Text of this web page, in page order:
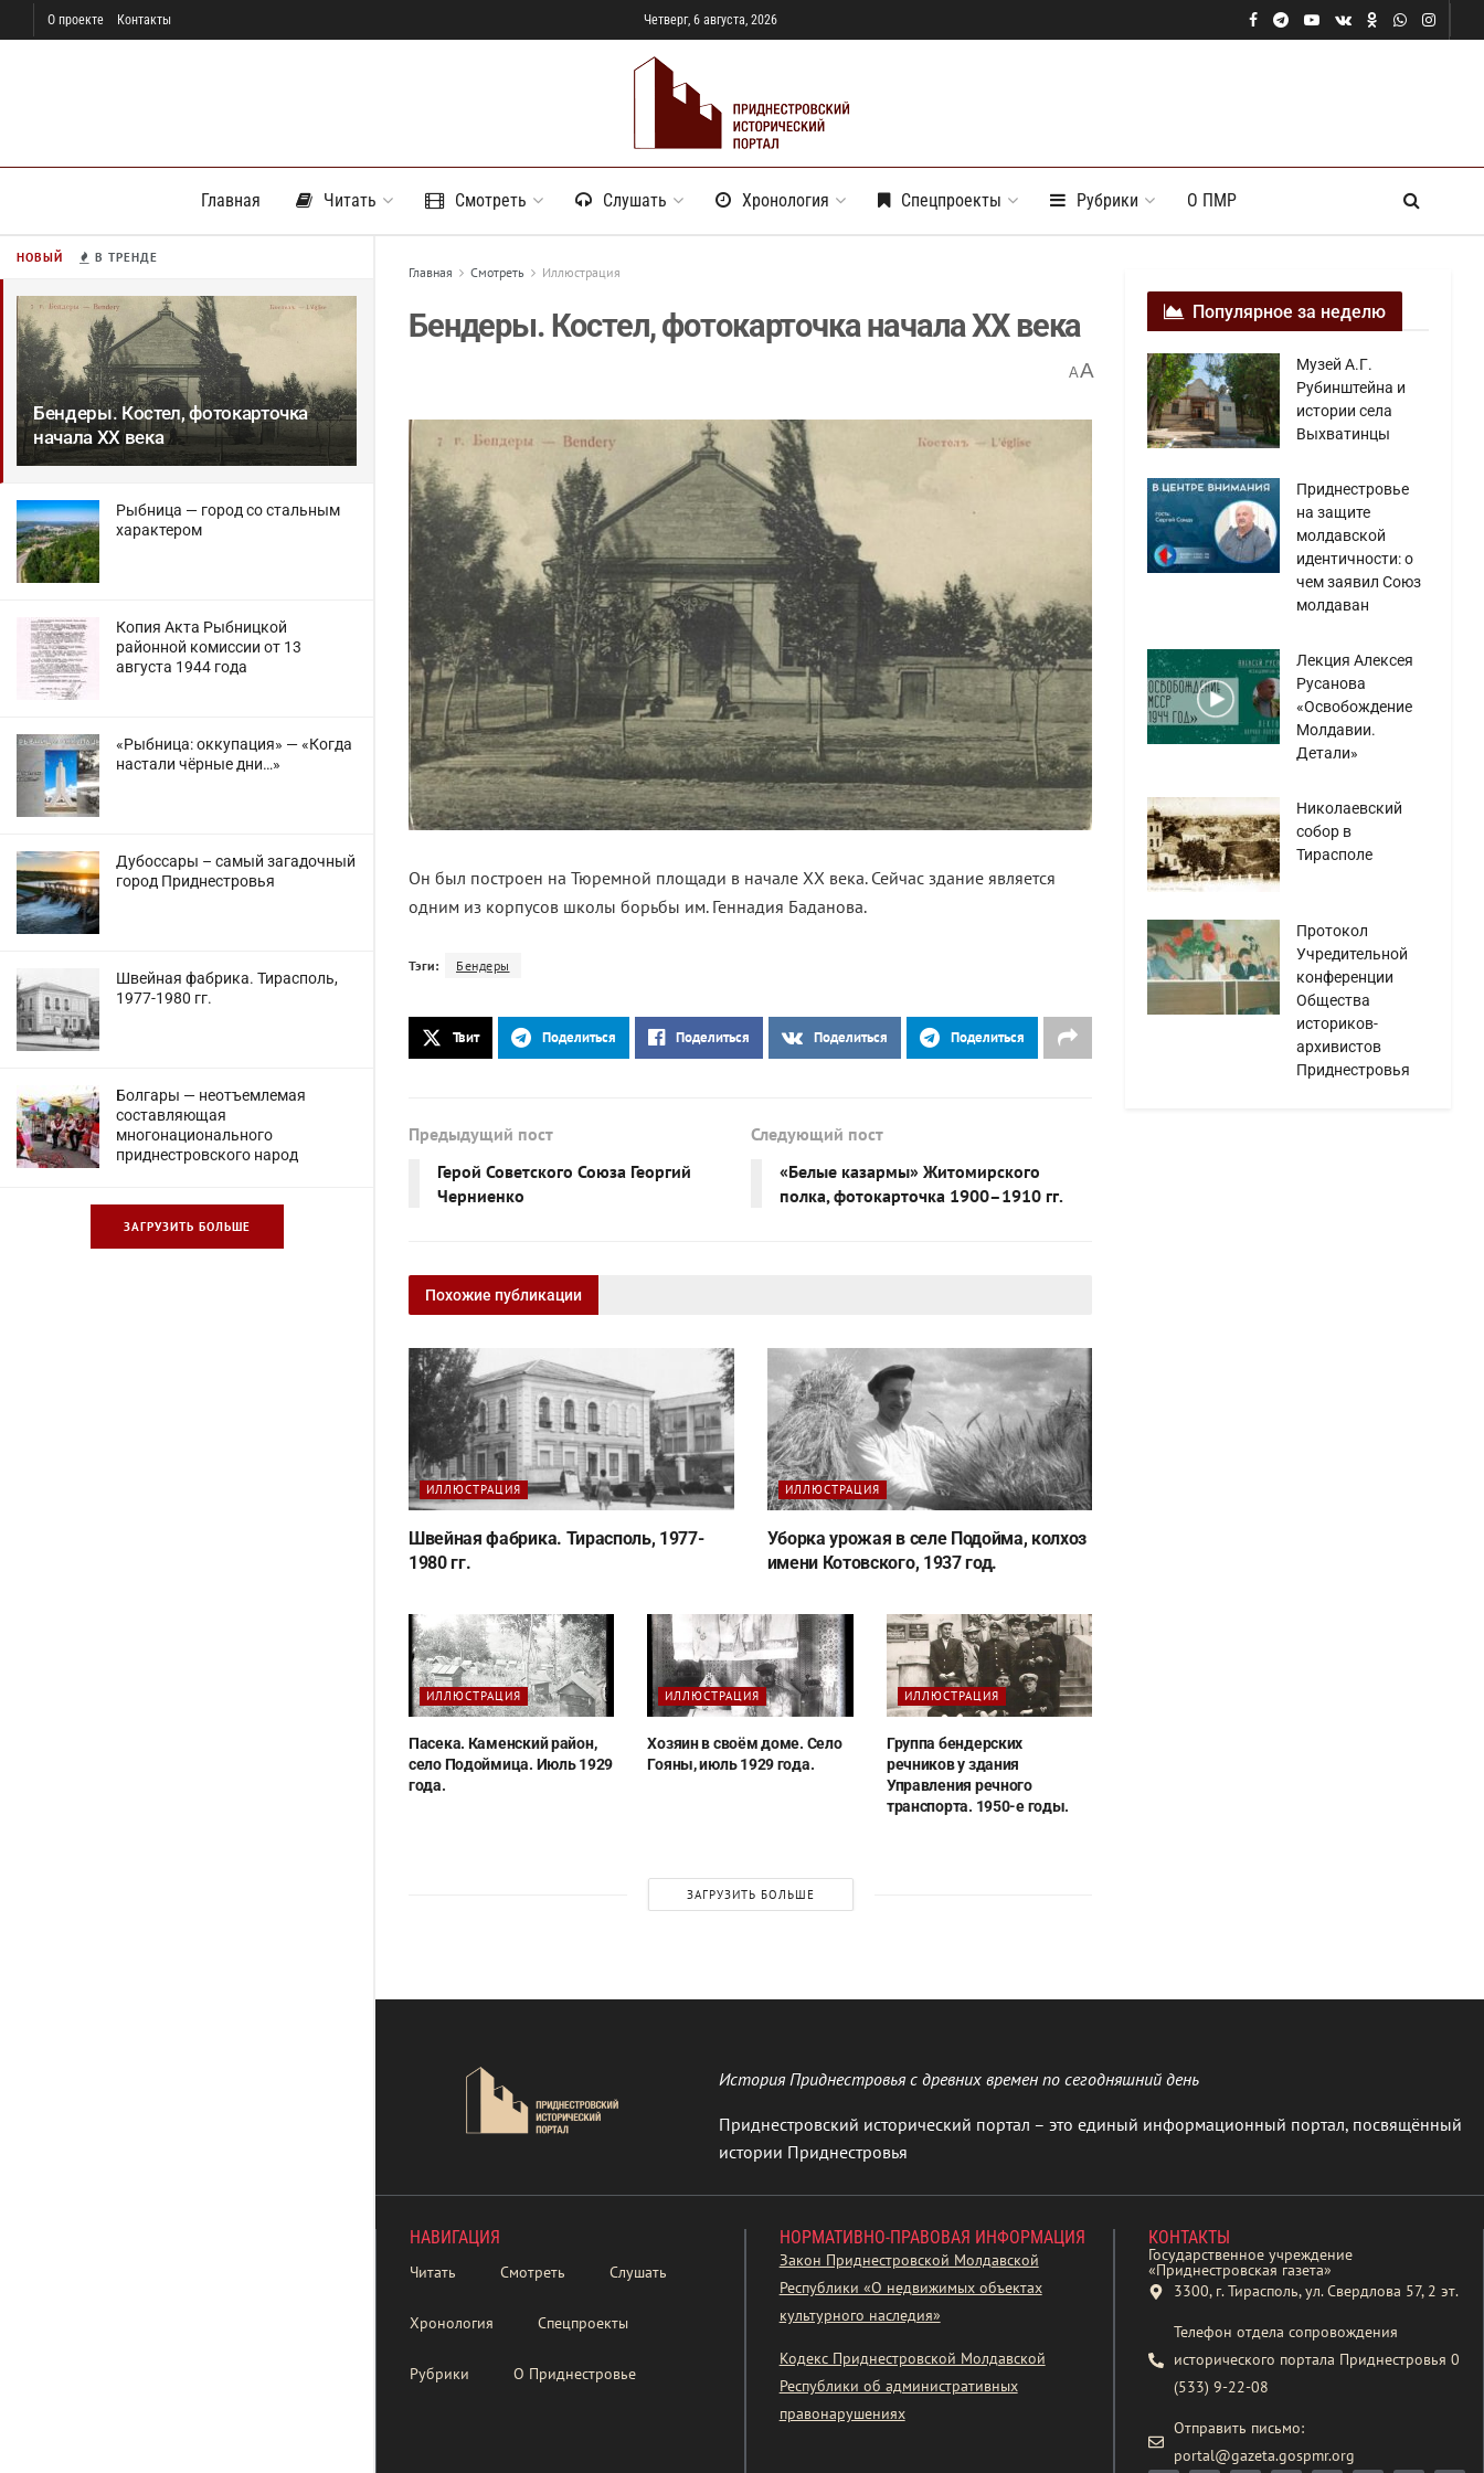
НОВЫЙ В ТРЕНДЕ
Бендеры. Костел, фотокарточка
начала ХХ века
Рыбница — город со стальным
характером
Копия Акта Рыбницкой
районной комиссии от 13
августа 1944 года
«Рыбница: оккупация» — «Когда
настали чёрные дни…»
Дубоссары – самый загадочный
город Приднестровья
Швейная фабрика. Тирасполь,
1977-1980 гг.
Болгары — неотъемлемая
составляющая
многонационального
приднестровского народ
ЗАГРУЗИТЬ БОЛЬШЕ
О проекте Контакты Четверг, 6 августа, 2026
Главная Читать Смотреть Слушать Хронология Спецпроекты Рубрики О ПМР
Главная Смотреть Иллюстрация
Бендеры. Костел, фотокарточка начала ХХ века
AA
Он был построен на Тюремной площади в начале ХХ века. Сейчас здание является
одним из корпусов школы борьбы им. Геннадия Баданова.
Тэги: Бендеры
Твит Поделиться Поделиться Поделиться Поделиться
Предыдущий пост
Герой Советского Союза Георгий
Черниенко
Следующий пост
«Белые казармы» Житомирского
полка, фотокарточка 1900–1910 гг.
Похожие публикации
ИЛЛЮСТРАЦИЯ
Швейная фабрика. Тирасполь, 1977-
1980 гг.
ИЛЛЮСТРАЦИЯ
Уборка урожая в селе Подойма, колхоз
имени Котовского, 1937 год.
ИЛЛЮСТРАЦИЯ
Пасека. Каменский район,
село Подоймица. Июль 1929
года.
ИЛЛЮСТРАЦИЯ
Хозяин в своём доме. Село
Гояны, июль 1929 года.
ИЛЛЮСТРАЦИЯ
Группа бендерских
речников у здания
Управления речного
транспорта. 1950-е годы.
ЗАГРУЗИТЬ БОЛЬШЕ
Популярное за неделю
Музей А.Г.
Рубинштейна и
истории села
Выхватинцы
Приднестровье
на защите
молдавской
идентичности: о
чем заявил Союз
молдаван
Лекция Алексея
Русанова
«Освобождение
Молдавии.
Детали»
Николаевский
собор в
Тирасполе
Протокол
Учредительной
конференции
Общества
историков-
архивистов
Приднестровья
История Приднестровья с древних времен по сегодняшний день
Приднестровский исторический портал – это единый информационный портал, посвящённый
истории Приднестровья
НАВИГАЦИЯ
Читать Смотреть Слушать
Хронология Спецпроекты
Рубрики О Приднестровье
НОРМАТИВНО-ПРАВОВАЯ ИНФОРМАЦИЯ
Закон Приднестровской Молдавской
Республики «О недвижимых объектах
культурного наследия»
Кодекс Приднестровской Молдавской
Республики об административных
правонарушениях
КОНТАКТЫ
Государственное учреждение
«Приднестровская газета»
3300, г. Тирасполь, ул. Свердлова 57, 2 эт.
Телефон отдела сопровождения
исторического портала Приднестровья 0
(533) 9-22-08
Отправить письмо:
portal@gazeta.gospmr.org